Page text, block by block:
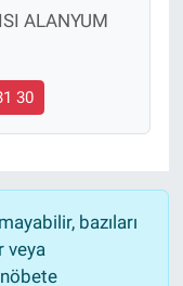
ALANYUM
30
bazıları
veya